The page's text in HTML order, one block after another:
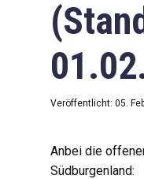
Veröffentlicht: 05.
Anbei die
Südburgenland: